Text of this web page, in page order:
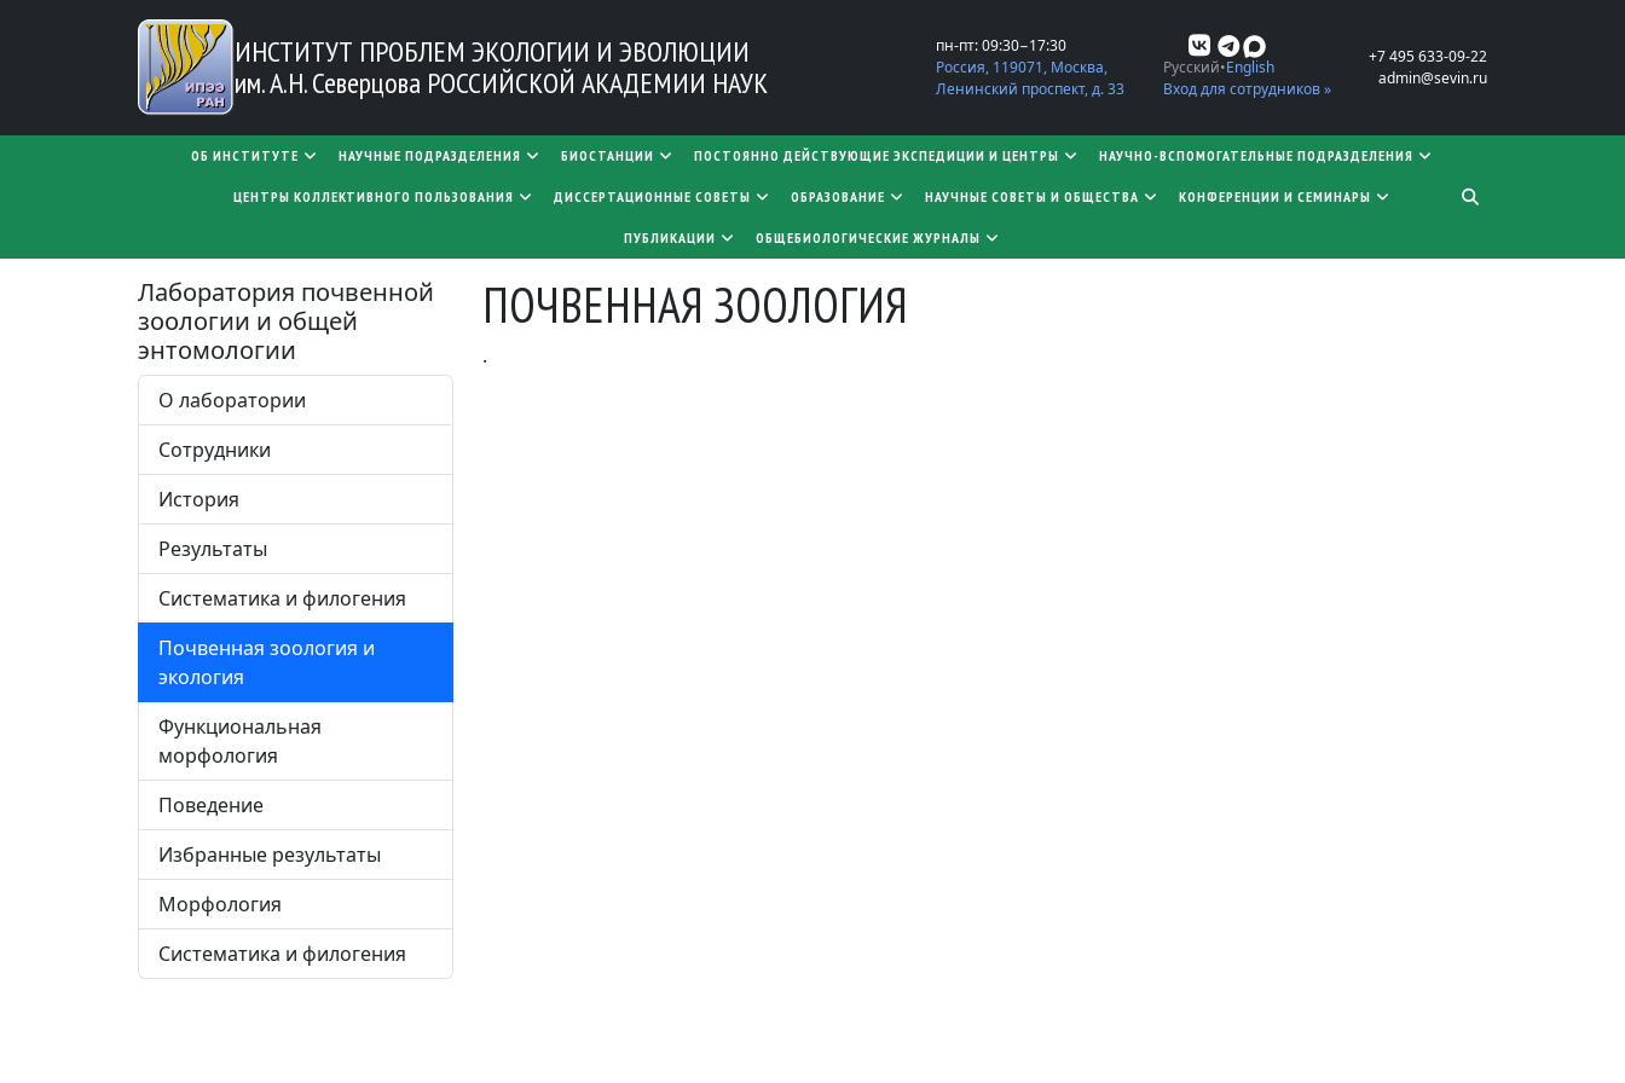
Перейти к основному содержанию
ИНСТИТУТ ПРОБЛЕМ ЭКОЛОГИИ И ЭВОЛЮЦИИ
им. А.Н. Северцова РОССИЙСКОЙ АКАДЕМИИ НАУК
пн-пт: 09:30−17:30
Россия, 119071, Москва,
Ленинский проспект, д. 33
Русский English
Вход для сотрудников »
+7 495 633-09-22
admin@sevin.ru
MAIN NAVIGATION
ОБ ИНСТИТУТЕ НАУЧНЫЕ ПОДРАЗДЕЛЕНИЯ БИОСТАНЦИИ ПОСТОЯННО ДЕЙСТВУЮЩИЕ ЭКСПЕДИЦИИ И ЦЕНТРЫ НАУЧНО-ВСПОМОГАТЕЛЬНЫЕ ПОДРАЗДЕЛЕНИЯ
ЦЕНТРЫ КОЛЛЕКТИВНОГО ПОЛЬЗОВАНИЯ ​​​​​​​ДИССЕРТАЦИОННЫЕ СОВЕТЫ ОБРАЗОВАНИЕ НАУЧНЫЕ СОВЕТЫ И ОБЩЕСТВА КОНФЕРЕНЦИИ И СЕМИНАРЫ
ПУБЛИКАЦИИ ОБЩЕБИОЛОГИЧЕСКИЕ ЖУРНАЛЫ
Лаборатория почвенной
зоологии и общей
энтомологии
О лаборатории
Сотрудники
История
Результаты
Систематика и филогения
Почвенная зоология и
экология
Функциональная
морфология
Поведение
Избранные результаты
Морфология
Систематика и филогения
ПОЧВЕННАЯ ЗООЛОГИЯ
.